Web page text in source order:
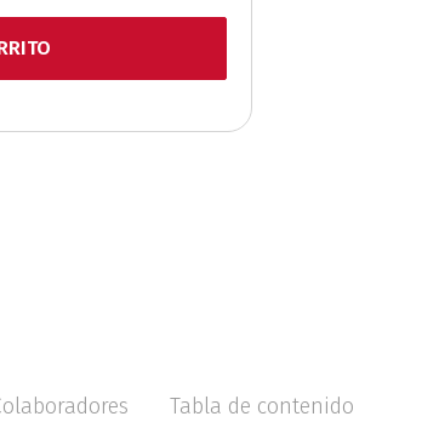
Género
Psicología
Tabla de contenido